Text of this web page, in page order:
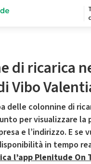
di ricarica
Vibo
delle colonnine di
per visualizzare la
e l’indirizzo. E se
in tempo
l’app Plenitude On